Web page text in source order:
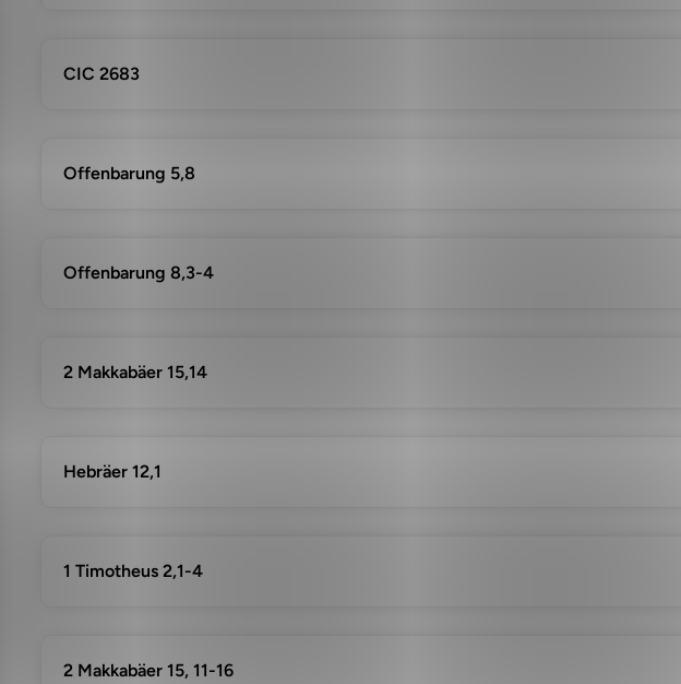
CIC 2683
Offenbarung 5,8
Offenbarung 8,3-4
2 Makkabäer 15,14
Hebräer 12,1
1 Timotheus 2,1-4
2 Makkabäer 15, 11-16